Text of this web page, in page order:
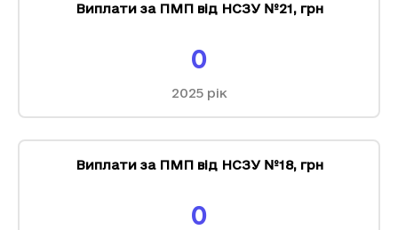
Виплати за ПМП від НСЗУ №21, грн
0
2025рік
Виплати за ПМП від НСЗУ №18, грн
0